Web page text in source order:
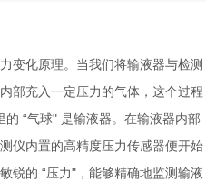
变化原理。当我们将输液器与检测
部充入一定压力的气体，这个过程
“气球" 是输液器。在输液器内部
仪内置的高精度压力传感器便开始
锐的 “压力"，能够精确地监测输液